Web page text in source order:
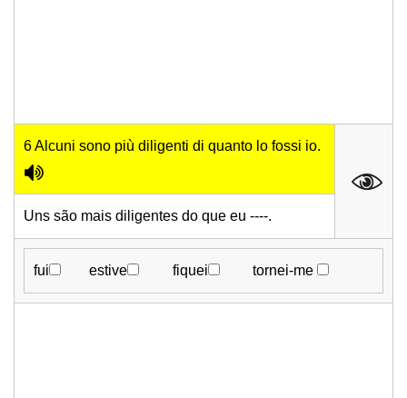
6 Alcuni sono più diligenti di quanto lo fossi io.
Uns são mais diligentes do que eu ----.
fui estive fiquei tornei-me